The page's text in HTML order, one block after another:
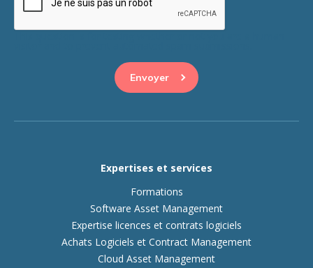
Expertises et services
Formations
Software Asset Management
Expertise licences et contrats logiciels
Achats Logiciels et Contract Management
Cloud Asset Management